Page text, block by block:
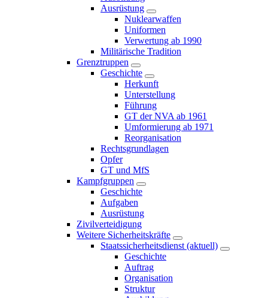
Ausrüstung
Nuklearwaffen
Uniformen
Verwertung ab 1990
Militärische Tradition
Grenztruppen
Geschichte
Herkunft
Unterstellung
Führung
GT der NVA ab 1961
Umformierung ab 1971
Reorganisation
Rechtsgrundlagen
Opfer
GT und MfS
Kampfgruppen
Geschichte
Aufgaben
Ausrüstung
Zivilverteidigung
Weitere Sicherheitskräfte
Staatssicherheitsdienst (aktuell)
Geschichte
Auftrag
Organisation
Struktur